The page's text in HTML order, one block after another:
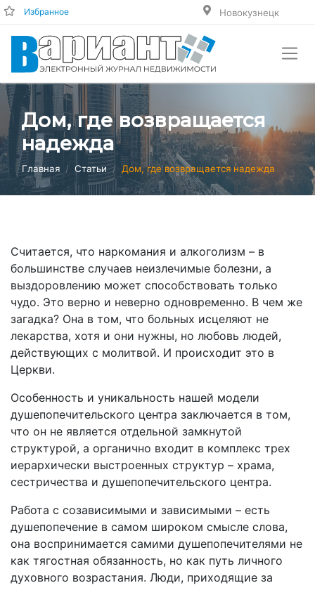
Избранное Новокузнецк
Дом, где возвращается
надежда
Главная Статьи Дом, где возвращается надежда
Считается, что наркомания и алкоголизм – в
большинстве случаев неизлечимые болезни, а
выздоровлению может способствовать только
чудо. Это верно и неверно одновременно. В чем же
загадка? Она в том, что больных исцеляют не
лекарства, хотя и они нужны, но любовь людей,
действующих с молитвой. И происходит это в
Церкви.
Особенность и уникальность нашей модели
душепопечительского центра заключается в том,
что он не является отдельной замкнутой
структурой, а органично входит в комплекс трех
иерархически выстроенных структур – храма,
сестричества и душепопечительского центра.
Работа с созависимыми и зависимыми – есть
душепопечение в самом широком смысле слова,
она воспринимается самими душепопечителями не
как тягостная обязанность, но как путь личного
духовного возрастания. Люди, приходящие за